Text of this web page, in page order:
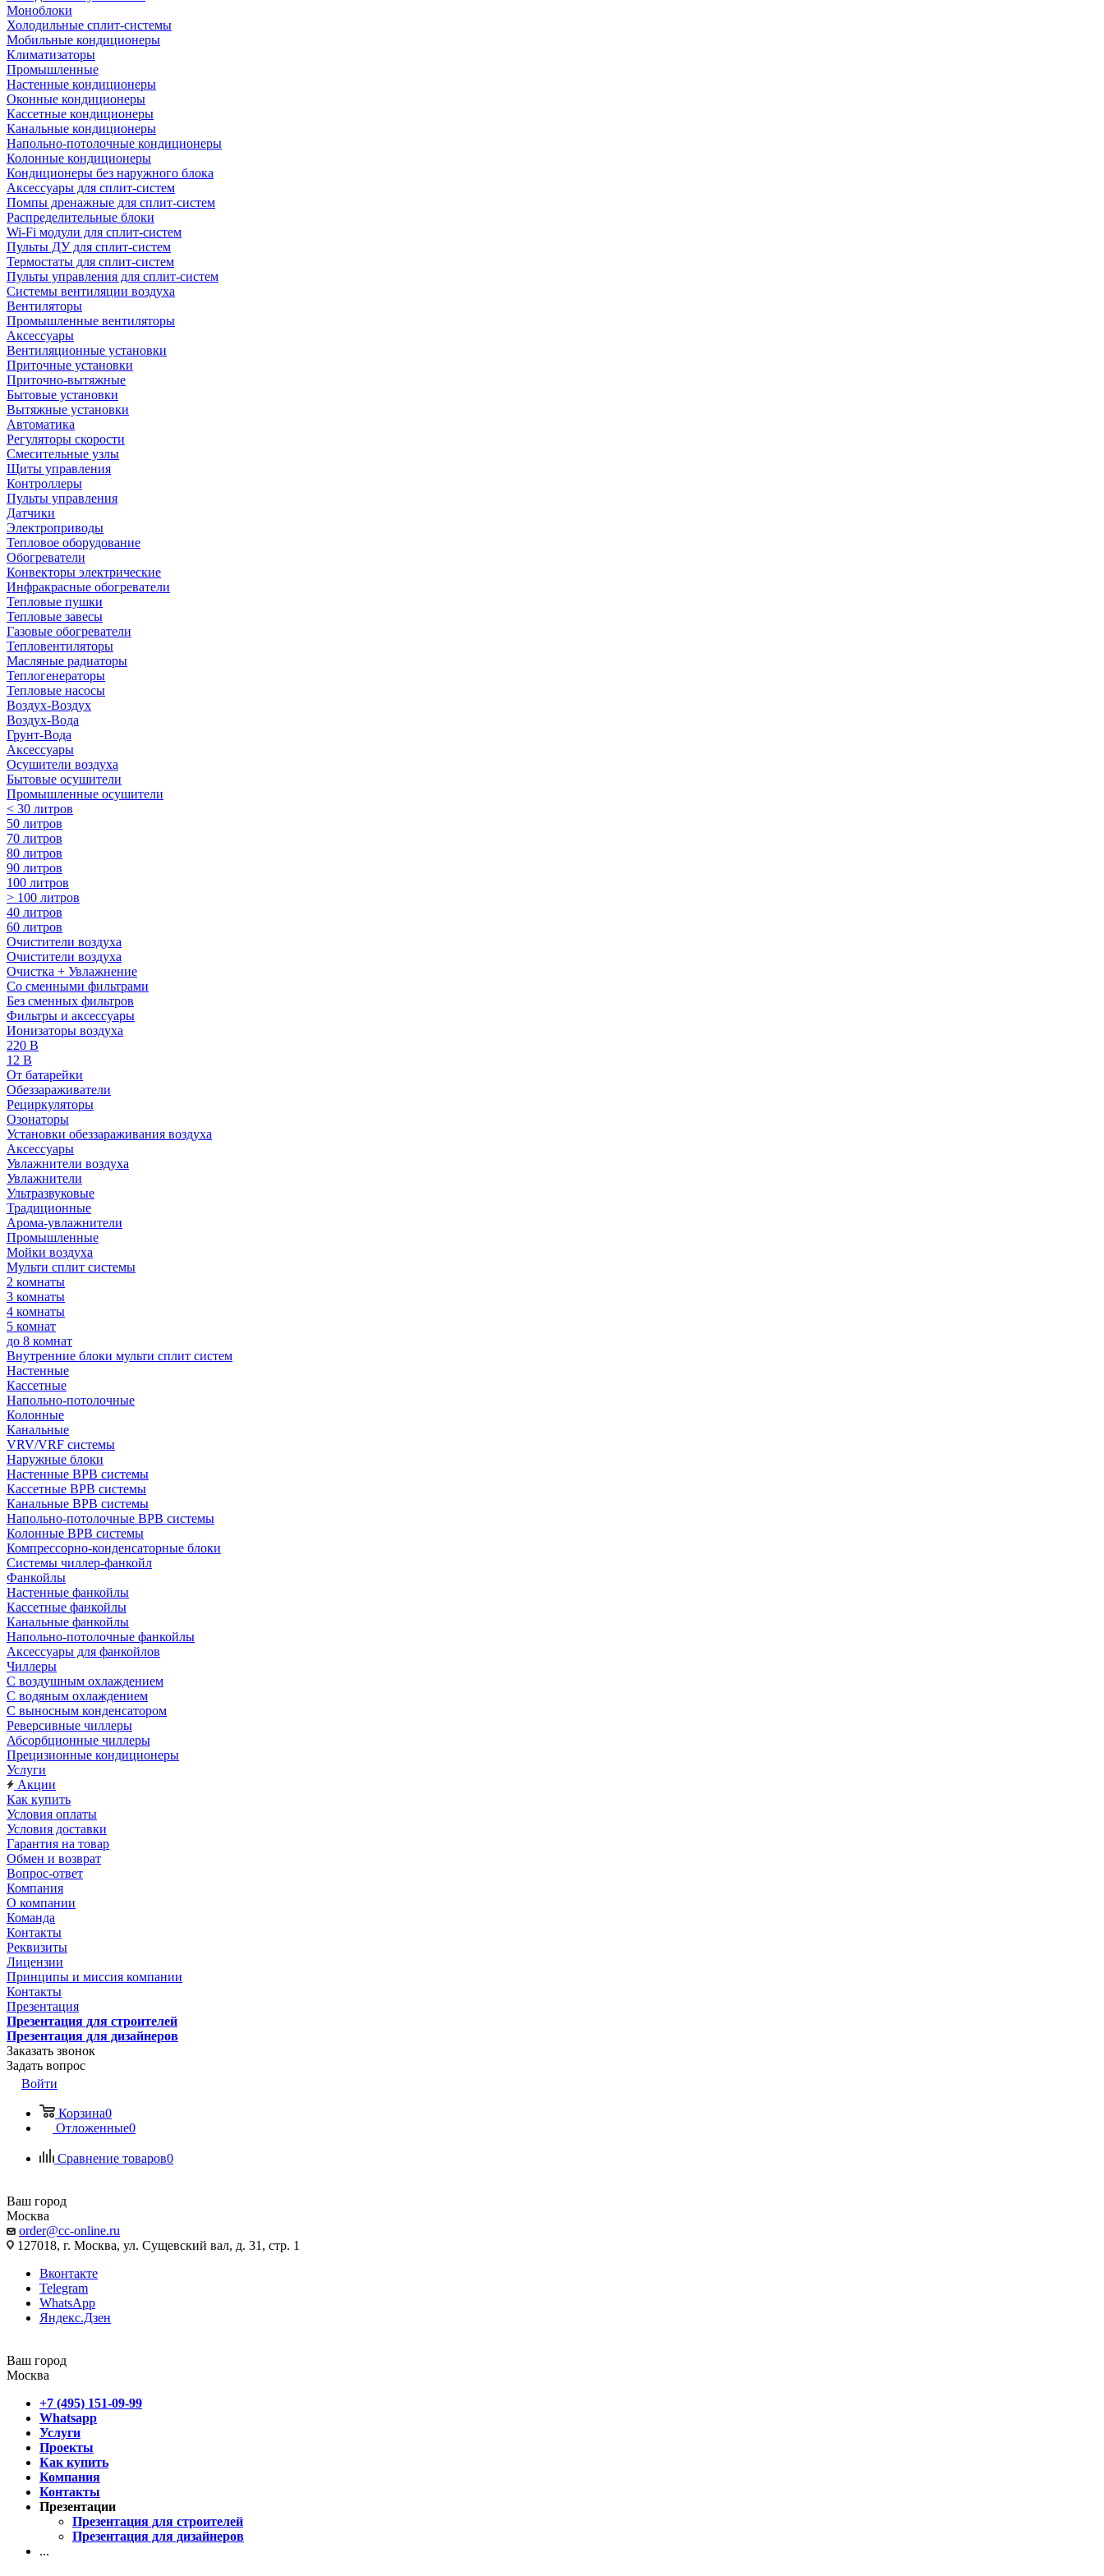
Моноблоки
Холодильные сплит-системы
Мобильные кондиционеры
Климатизаторы
Промышленные
Настенные кондиционеры
Оконные кондиционеры
Кассетные кондиционеры
Канальные кондиционеры
Напольно-потолочные кондиционеры
Колонные кондиционеры
Кондиционеры без наружного блока
Аксессуары для сплит-систем
Помпы дренажные для сплит-систем
Распределительные блоки
Wi-Fi модули для сплит-систем
Пульты ДУ для сплит-систем
Термостаты для сплит-систем
Пульты управления для сплит-систем
Системы вентиляции воздуха
Вентиляторы
Промышленные вентиляторы
Аксессуары
Вентиляционные установки
Приточные установки
Приточно-вытяжные
Бытовые установки
Вытяжные установки
Автоматика
Регуляторы скорости
Смесительные узлы
Щиты управления
Контроллеры
Пульты управления
Датчики
Электроприводы
Тепловое оборудование
Обогреватели
Конвекторы электрические
Инфракрасные обогреватели
Тепловые пушки
Тепловые завесы
Газовые обогреватели
Тепловентиляторы
Масляные радиаторы
Теплогенераторы
Тепловые насосы
Воздух-Воздух
Воздух-Вода
Грунт-Вода
Аксессуары
Осушители воздуха
Бытовые осушители
Промышленные осушители
< 30 литров
50 литров
70 литров
80 литров
90 литров
100 литров
> 100 литров
40 литров
60 литров
Очистители воздуха
Очистители воздуха
Очистка + Увлажнение
Cо сменными фильтрами
Без сменных фильтров
Фильтры и аксессуары
Ионизаторы воздуха
220 В
12 В
От батарейки
Обеззараживатели
Рециркуляторы
Озонаторы
Установки обеззараживания воздуха
Аксессуары
Увлажнители воздуха
Увлажнители
Ультразвуковые
Традиционные
Арома-увлажнители
Промышленные
Мойки воздуха
Мульти сплит системы
2 комнаты
3 комнаты
4 комнаты
5 комнат
до 8 комнат
Внутренние блоки мульти сплит систем
Настенные
Кассетные
Напольно-потолочные
Колонные
Канальные
VRV/VRF системы
Наружные блоки
Настенные ВРВ системы
Кассетные ВРВ системы
Канальные ВРВ системы
Напольно-потолочные ВРВ системы
Колонные ВРВ системы
Компрессорно-конденсаторные блоки
Системы чиллер-фанкойл
Фанкойлы
Настенные фанкойлы
Кассетные фанкойлы
Канальные фанкойлы
Напольно-потолочные фанкойлы
Аксессуары для фанкойлов
Чиллеры
С воздушным охлаждением
С водяным охлаждением
С выносным конденсатором
Реверсивные чиллеры
Абсорбционные чиллеры
Прецизионные кондиционеры
Услуги
Акции
Как купить
Условия оплаты
Условия доставки
Гарантия на товар
Обмен и возврат
Вопрос-ответ
Компания
О компании
Команда
Контакты
Реквизиты
Лицензии
Принципы и миссия компании
Контакты
Презентация
Презентация для строителей
Презентация для дизайнеров
Заказать звонок
Задать вопрос
Войти
Корзина0
Отложенные0
Сравнение товаров0
Ваш город
Москва
order@cc-online.ru
127018, г. Москва, ул. Сущевский вал, д. 31, стр. 1
Вконтакте
Telegram
WhatsApp
Яндекс.Дзен
Ваш город
Москва
+7 (495) 151-09-99
Whatsapp
Услуги
Проекты
Как купить
Компания
Контакты
Презентации
Презентация для строителей
Презентация для дизайнеров
...